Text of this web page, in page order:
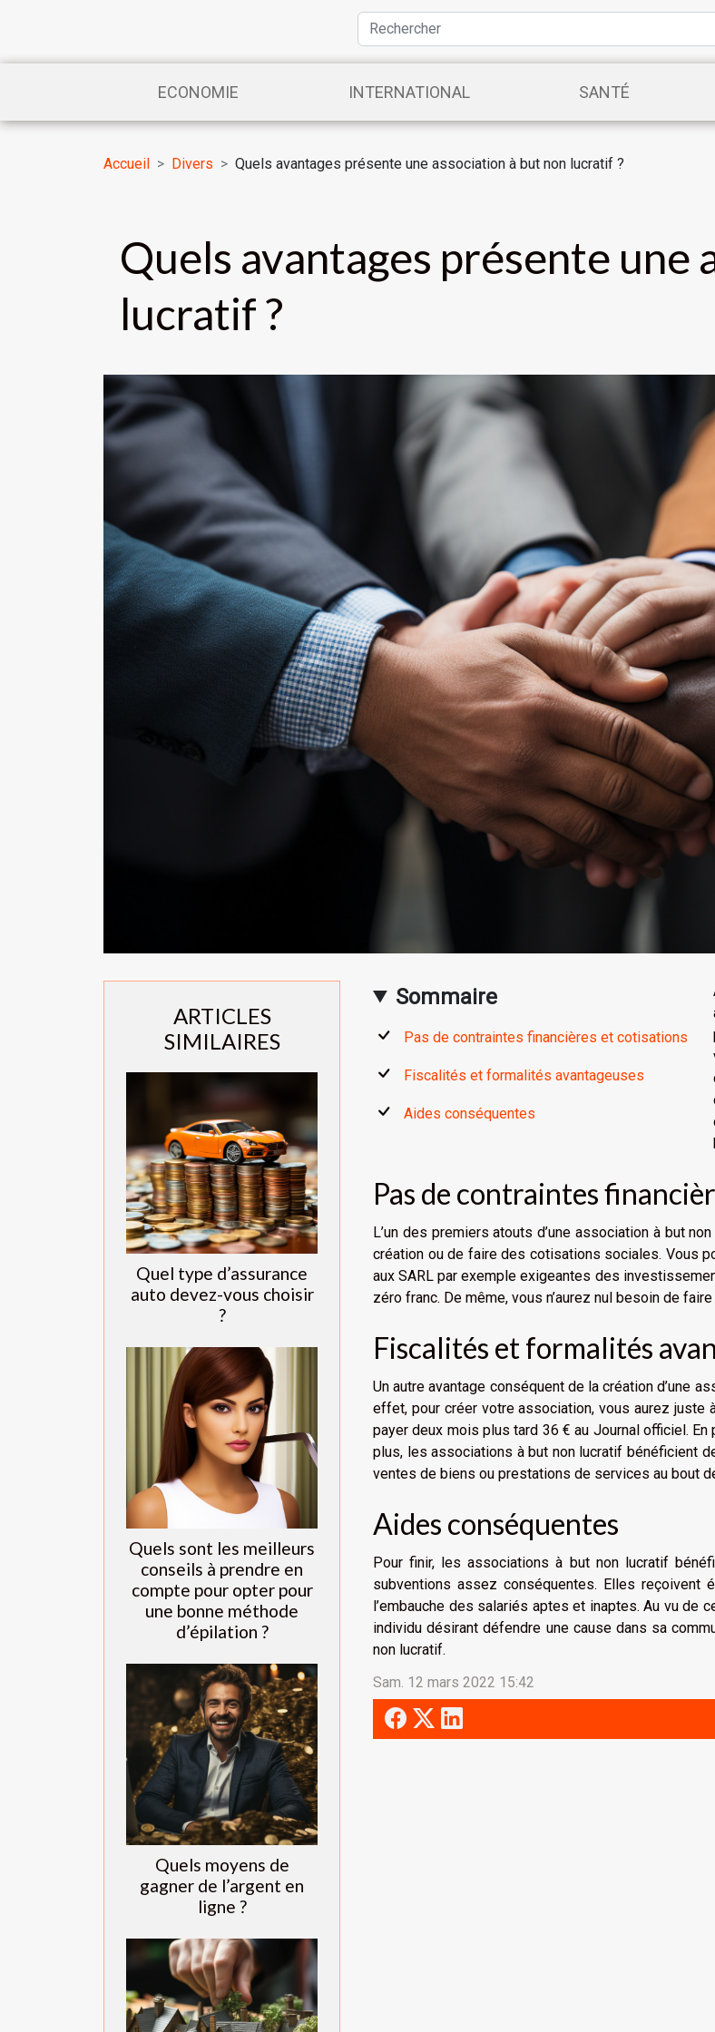
ECONOMIE INTERNATIONAL SANTÉ
Accueil Divers Quels avantages présente une association à but non lucratif ?
Quels avantages présente une
lucratif ?
ARTICLES
SIMILAIRES
Quel type d’assurance
auto devez-vous choisir
?
Quels sont les meilleurs
conseils à prendre en
compte pour opter pour
une bonne méthode
d’épilation ?
Quels moyens de
gagner de l’argent en
ligne ?
Sommaire
Pas de contraintes financières et cotisations
Fiscalités et formalités avantageuses
Aides conséquentes
Pas de contraintes
L’un des premiers atouts d’une association à but
création ou de faire des cotisations sociales. Vous
aux SARL par exemple exigeantes des
zéro franc. De même, vous n’aurez nul besoin de
Fiscalités et formalités
Un autre avantage conséquent de la création d’une
effet, pour créer votre association, vous aurez
payer deux mois plus tard 36 € au Journal officiel.
plus, les associations à but non lucratif bénéficient
ventes de biens ou prestations de services au bout
Aides conséquentes
Pour finir, les associations à but non lucratif
subventions assez conséquentes. Elles reçoivent
l’embauche des salariés aptes et inaptes. Au vu de
individu désirant défendre une cause dans sa
non lucratif.
Sam. 12 mars 2022 15:42